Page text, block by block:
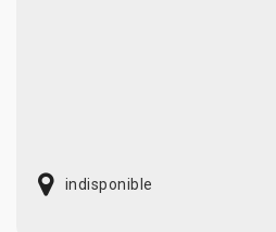
indisponible